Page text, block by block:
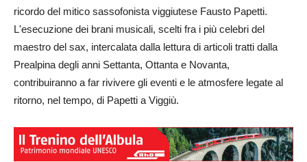
ricordo del mitico sassofonista viggiutese Fausto Papetti.
L'esecuzione dei brani musicali, scelti fra i più celebri del
maestro del sax, intercalata dalla lettura di articoli tratti dalla
Prealpina degli anni Settanta, Ottanta e Novanta,
contribuiranno a far rivivere gli eventi e le atmosfere legate al
ritorno, nel tempo, di Papetti a Viggiù.